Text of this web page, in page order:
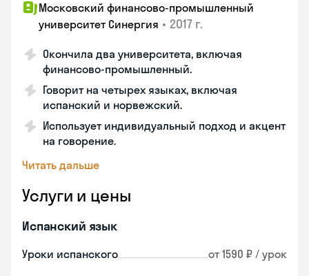
Московский финансово-промышленный
университет Синергия • 2017 г.
Окончила два университета, включая
финансово-промышленный.
Говорит на четырех языках, включая
испанский и норвежский.
Использует индивидуальный подход и акцент
на говорение.
Читать дальше
Услуги и цены
Испанский язык
Уроки испанского от 1590 ₽ / урок